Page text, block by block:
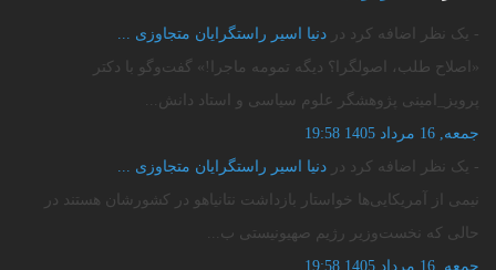
- یک نظر اضافه کرد در دنیا اسیر راستگرایان متجاوزی‌ ...
«اصلاح طلب، اصولگرا؟ دیگه تمومه ماجرا!» گفت‌وگو با دکتر
پرویز_امینی پژوهشگر علوم سیاسی و استاد دانش...
جمعه, 16 مرداد 1405 19:58
- یک نظر اضافه کرد در دنیا اسیر راستگرایان متجاوزی‌ ...
نیمی از آمریکایی‌ها خواستار بازداشت نتانیاهو در کشورشان هستند ️در
حالی که نخست‌وزیر رژیم صهیونیستی ب...
جمعه, 16 مرداد 1405 19:58